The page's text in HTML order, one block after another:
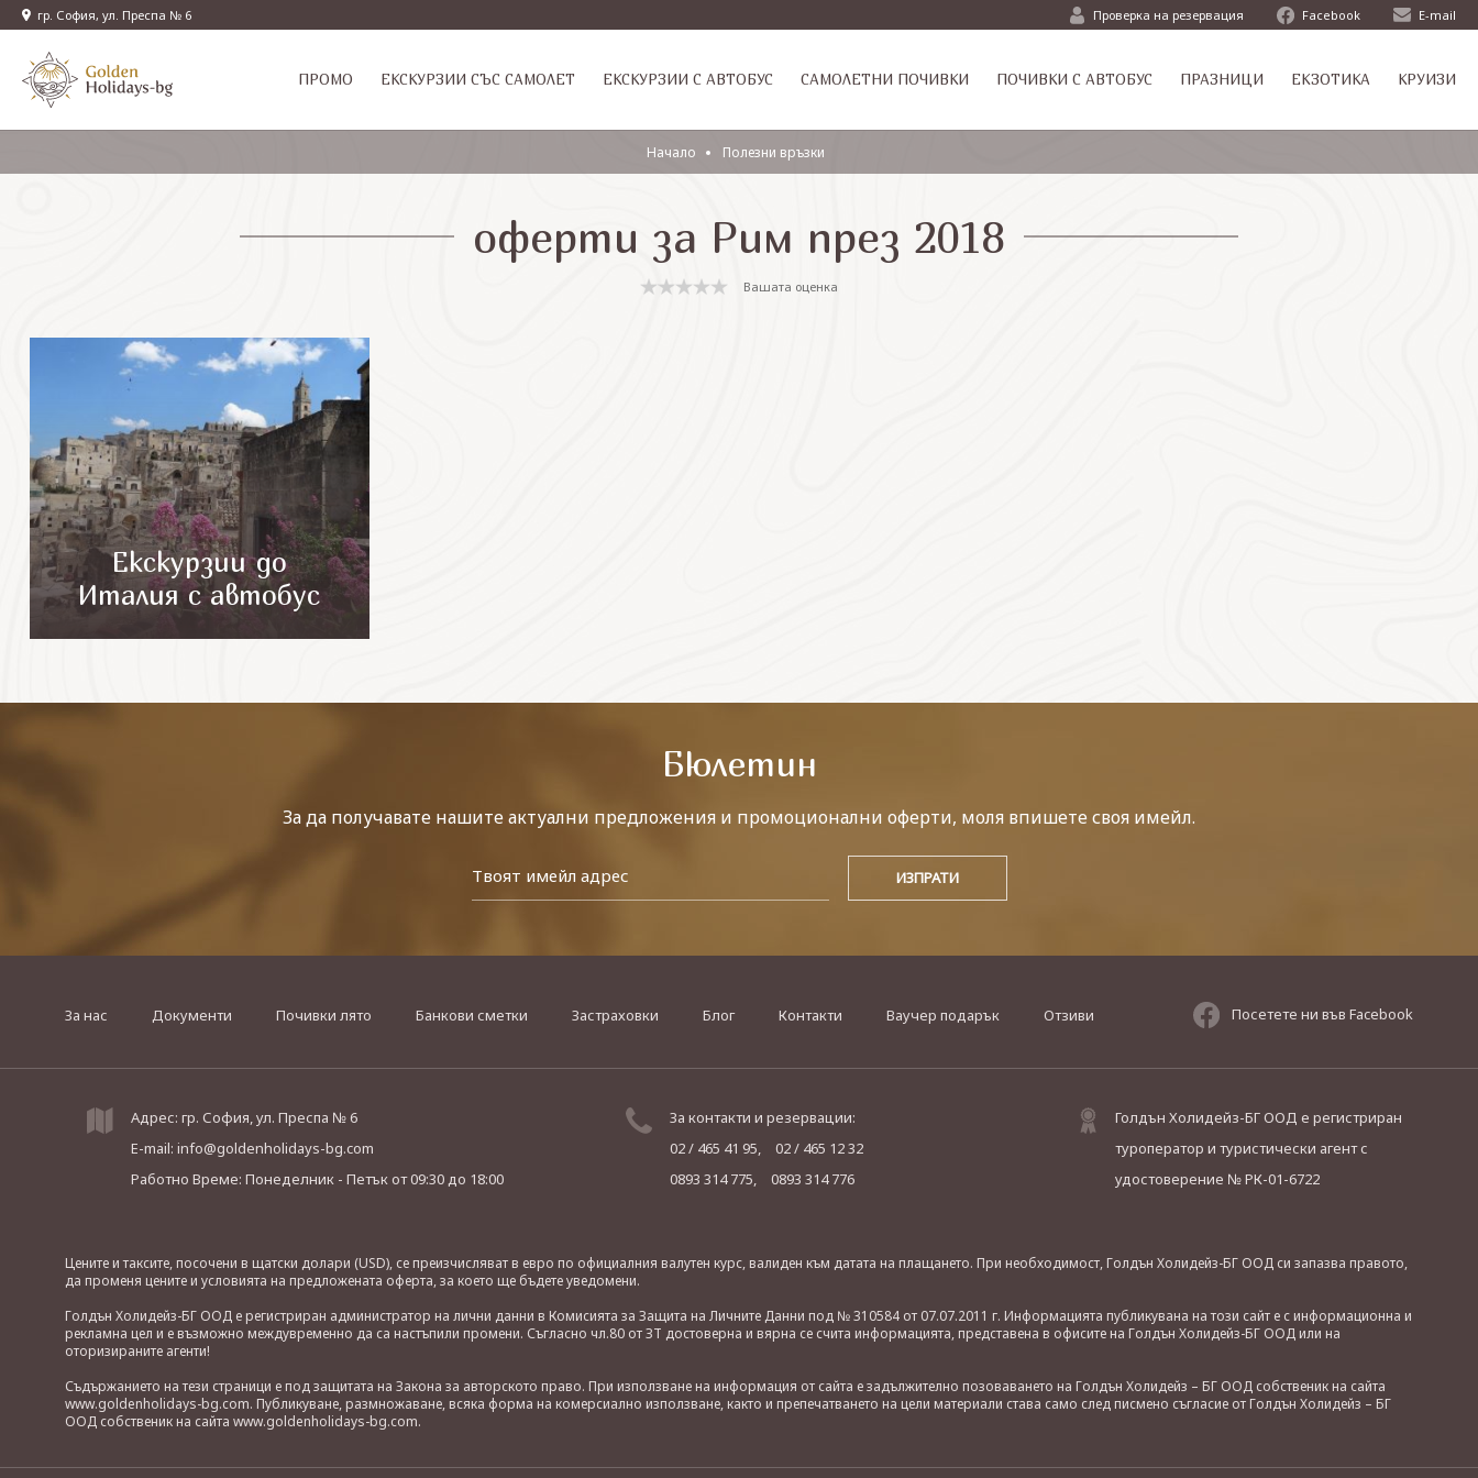
гр. София, ул. Преспа № 6 Проверка на резервация Facebook E-mail
ПРОМО EКСКУРЗИИ СЪС САМОЛЕТ ЕКСКУРЗИИ С АВТОБУС САМОЛЕТНИ ПОЧИВКИ ПОЧИВКИ С АВТОБУС ПРАЗНИЦИ ЕКЗОТИКА КРУИЗИ
Начало Полезни връзки
оферти за Рим през 2018
Вашата оценка
Екскурзии до
Италия с автобус
Бюлетин
За да получавате нашите актуални предложения и промоционални оферти, моля впишете своя имейл.
За нас Документи Почивки лято Банкови сметки Застраховки Блог Контакти Ваучер подарък Отзиви Посетете ни във Facebook
Адрес: гр. София, ул. Преспа № 6
E-mail: info@goldenholidays-bg.com
Работно Време: Понеделник - Петъкот 09:30 до 18:00
За контакти и резервации:
02 / 465 41 95,
02 / 465 12 32
0893 314 775,
0893 314 776
Голдън Холидейз-БГ ООД е регистриран
туроператор и туристически агент с
удостоверение № РК-01-6722
Цените и таксите, посочени в щатски долари (USD), се преизчисляват в евро по официалния валутен курс, валиден към датата на плащането. При необходимост, Голдън Холидейз-БГ ООД си запазва правото,
да променя цените и условията на предложената оферта, за което ще бъдете уведомени.
Голдън Холидейз-БГ ООД е регистриран администратор на лични данни в Комисията за Защита на Личните Данни под № 310584 от 07.07.2011 г. Информацията публикувана на този сайт е с информационна и
рекламна цел и е възможно междувременно да са настъпили промени. Съгласно чл.80 от ЗТ достоверна и вярна се счита информацията, представена в офисите на Голдън Холидейз-БГ ООД или на
оторизираните агенти!
Съдържанието на тези страници е под защитата на Закона за авторското право. При използване на информация от сайта е задължително позоваването на Голдън Холидейз – БГ ООД собственик на сайта
www.goldenholidays-bg.com. Публикуване, размножаване, всяка форма на комерсиално използване, както и препечатването на цели материали става само след писмено съгласие от Голдън Холидейз – БГ
ООД собственик на сайта www.goldenholidays-bg.com.